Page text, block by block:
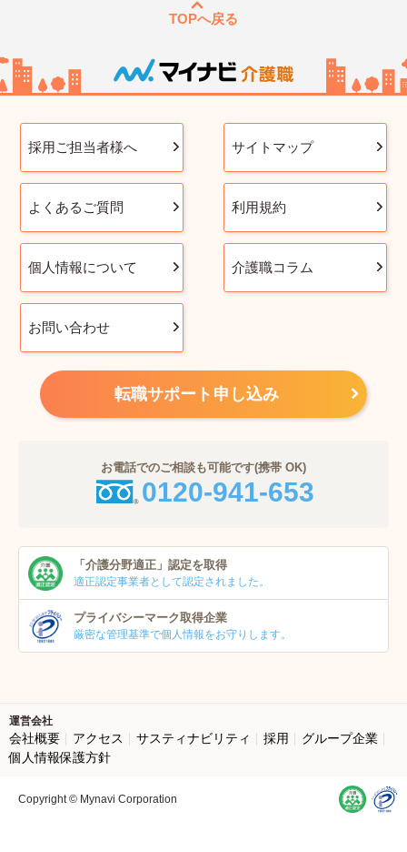
TOPへ戻る
採用ご担当者様へ サイトマップ
よくあるご質問 利用規約
個人情報について 介護職コラム
お問い合わせ
転職サポート申し込み
お電話でのご相談も可能です(携帯 OK)
0120-941-653
「介護分野適正」 認定を取得
適正認定事業者として認定されました。
プライバシーマーク取得企業
厳密な管理基準で個人情報をお守りします。
運営会社
会社概要 アクセス サスティナビリティ 採用
グループ企業
個人情報保護方針
Copyright © Mynavi Corporation